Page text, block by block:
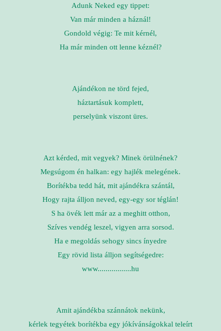
Adunk Neked egy tippet:
Van már minden a háznál!
Gondold végig: Te mit kérnél,
Ha már minden ott lenne kéznél?
Ajándékon ne törd fejed,
háztartásuk komplett,
perselyünk viszont üres.
Azt kérded, mit vegyek? Minek örülnének?
Megsúgom én halkan: egy hajlék melegének.
Borítékba tedd hát, mit ajándékra szántál,
Hogy rajta álljon neved, egy-egy sor téglán!
S ha övék lett már az a meghitt otthon,
Szíves vendég leszel, vigyen arra sorsod.
Ha e megoldás sehogy sincs ínyedre
Egy rövid lista álljon segítségedre:
www.................hu
Amit ajándékba szánnátok nekünk,
kérlek tegyétek borítékba egy jókívánságokkal teleírt